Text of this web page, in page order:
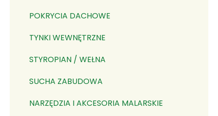
POKRYCIA DACHOWE
TYNKI WEWNĘTRZNE
STYROPIAN / WEŁNA
SUCHA ZABUDOWA
NARZĘDZIA I AKCESORIA MALARSKIE